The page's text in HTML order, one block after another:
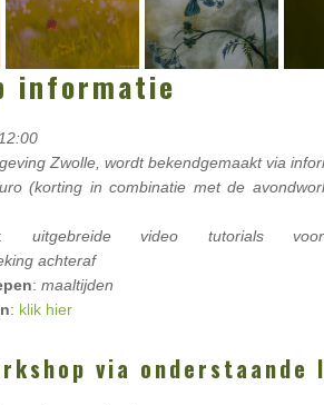
informatie
Zwolle, wordt bekendgemaakt via
(korting in combinatie met de
: uitgebreide video tutorials
achteraf
: maaltijden
: klik hier
via onderstaande